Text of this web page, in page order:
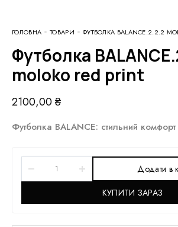
ГОЛОВНА ТОВАРИ ФУТБОЛКА BALANCE.2.2.2
Футболка BALANCE.2.2.2
moloko red print
2100,00₴
Футболка BALANCE: стильний
Додати в
КУПИТИ ЗАРАЗ